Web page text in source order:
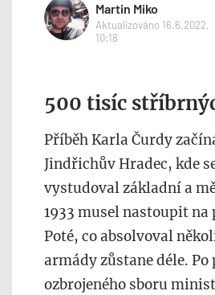
Martin Miko
Aktualizováno 16.6.2022,
10:18
500 tisíc
Příběh Karla Čurdy
Jindřichův Hradec, kde
vystudoval základní a
1933 musel nastoupit
Poté, co absolvoval
armády zůstane déle.
ozbrojeného sboru